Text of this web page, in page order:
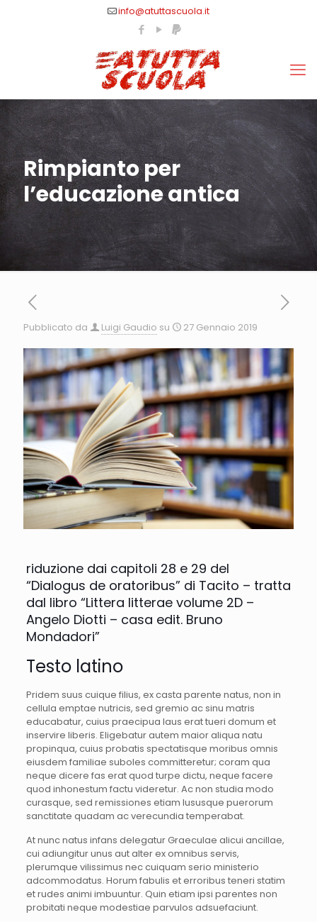
info@atuttascuola.it
Rimpianto per
l’educazione antica
Pubblicato da Luigi Gaudio su 27 Gennaio 2019
riduzione dai capitoli 28 e 29 del
“Dialogus de oratoribus” di Tacito – tratta
dal libro “Littera litterae volume 2D –
Angelo Diotti – casa edit. Bruno
Mondadori”
Testo latino
Pridem suus cuique filius, ex casta parente natus, non in
cellula emptae nutricis, sed gremio ac sinu matris
educabatur, cuius praecipua laus erat tueri domum et
inservire liberis. Eligebatur autem maior aliqua natu
propinqua, cuius probatis spectatisque moribus omnis
eiusdem familiae suboles committeretur; coram qua
neque dicere fas erat quod turpe dictu, neque facere
quod inhonestum factu videretur. Ac non studia modo
curasque, sed remissiones etiam lususque puerorum
sanctitate quadam ac verecundia temperabat.
At nunc natus infans delegatur Graeculae alicui ancillae,
cui adiungitur unus aut alter ex omnibus servis,
plerumque vilissimus nec cuiquam serio ministerio
adcommodatus. Horum fabulis et erroribus teneri statim
et rudes animi imbuuntur. Quin etiam ipsi parentes non
probitati neque modestiae parvulos adsuefaciunt.